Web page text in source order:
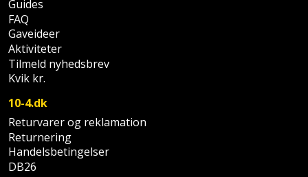
Isolering
Komposit
terrassebrædder
Lecablokke
og
fundablokke
Lofter
-
hammer
Hammer
Kiler
Kloakrenser
Borehammer
Boremaskinetilbehør
Detektor
Diamantslibertilbehør
Plæneklipper
tilbehør
Robotplæneklipper
Robotplæneklipper
tilbehør
Vandpumpe
Drivhus
Drivhustilbehør
Elartikler
Flagstænger
til
hus
Guides
FAQ
Gaveideer
Aktiviteter
Tilmeld nyhedsbrev
Kvik kr.
10-4.dk
Returvarer og reklamation
Returnering
Handelsbetingelser
DB26